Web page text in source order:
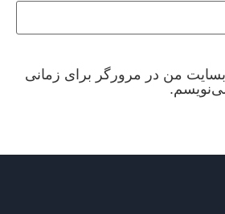
من در مرورگر برای زمانی